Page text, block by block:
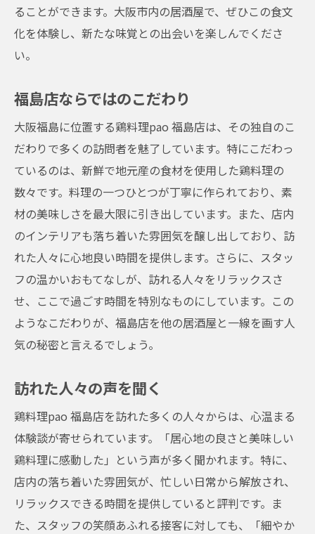
ることができます。大阪市内の居酒屋で、ぜひこの食文
化を体験し、新たな味覚との出会いを楽しんでくださ
い。
福島店ならではのこだわり
大阪福島に位置する鶏料理pao 福島店は、その独自のこ
だわりで多くの訪問者を魅了しています。特にこだわっ
ているのは、新鮮で地元産の食材を使用した鶏料理の
数々です。料理の一つひとつが丁寧に作られており、素
材の美味しさを最大限に引き出しています。また、店内
のインテリアも落ち着いた雰囲気を醸し出しており、訪
れた人々に心地良い時間を提供します。さらに、スタッ
フの温かいおもてなしが、訪れる人々をリラックスさ
せ、ここで過ごす時間を特別なものにしています。この
ようなこだわりが、福島店を他の居酒屋と一線を画す人
気の秘密と言えるでしょう。
訪れた人々の声を聞く
鶏料理pao 福島店を訪れた多くの人々からは、心温まる
体験談が寄せられています。「居心地の良さと美味しい
鶏料理に感動した」という声が多く聞かれます。特に、
店内の落ち着いた雰囲気が、忙しい日常から解放され、
リラックスできる時間を提供していると評判です。ま
た、スタッフの笑顔あふれる接客に対しても、「細やか